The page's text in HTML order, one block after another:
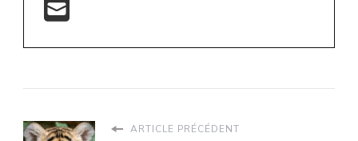
ARTICLE PRÉCÉDENT